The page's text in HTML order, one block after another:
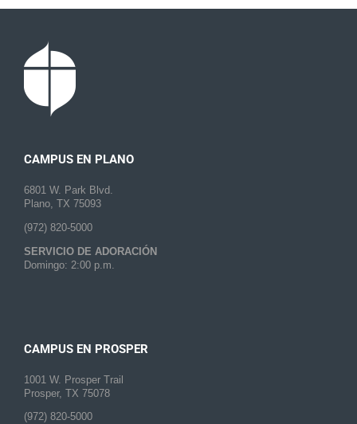
CAMPUS EN PLANO
6801 W. Park Blvd.
Plano, TX 75093
(972) 820-5000
SERVICIO DE ADORACIÓN
Domingo: 2:00 p.m.
CAMPUS EN PROSPER
1001 W. Prosper Trail
Prosper, TX 75078
(972) 820-5000